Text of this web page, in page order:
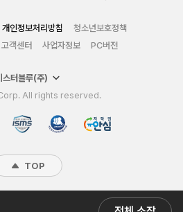
개인정보처리방침
청소년보호정책
고객센터 사업자정보 PC버전
스터블루(주)
All rights reserved.
TOP